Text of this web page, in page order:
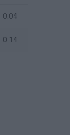
0.04
0.14